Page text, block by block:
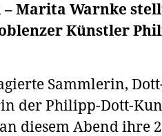
– Marita Warnke
Künstler
Sammlerin,
der Philipp-Dott-
diesem Abend ihre